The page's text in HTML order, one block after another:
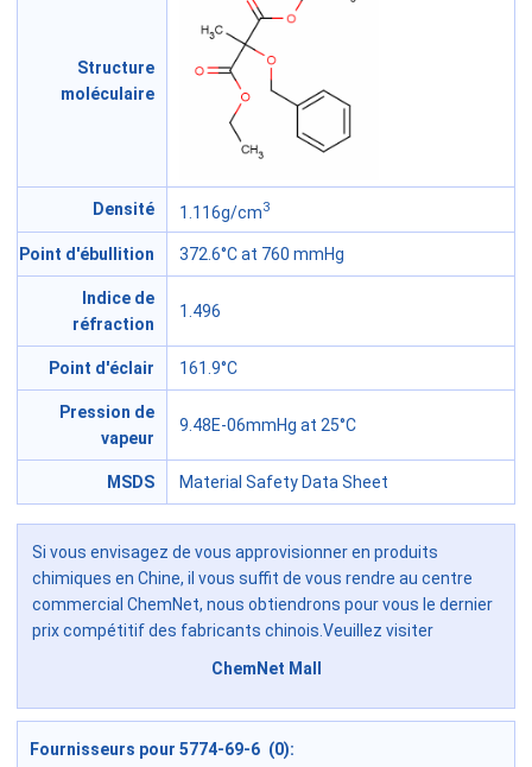
Structure
moléculaire
Densité 1.116g/cm3
Point d'ébullition 372.6°C at 760 mmHg
Indice de
réfraction
1.496
Point d'éclair 161.9°C
Pression de
vapeur
9.48E-06mmHg at 25°C
MSDS Material Safety Data Sheet
Si vous envisagez de vous approvisionner en produits
chimiques en Chine, il vous suffit de vous rendre au centre
commercial ChemNet, nous obtiendrons pour vous le dernier
prix compétitif des fabricants chinois.Veuillez visiter
ChemNet Mall
Fournisseurs pour 5774-69-6 (0):